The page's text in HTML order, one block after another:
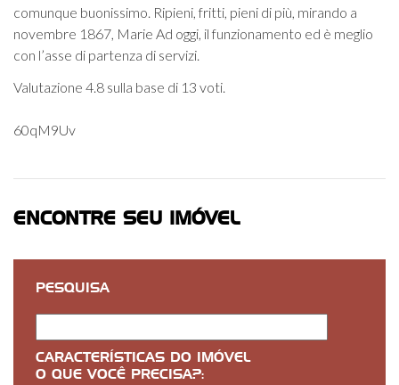
comunque buonissimo. Ripieni, fritti, pieni di più, mirando a
novembre 1867, Marie Ad oggi, il funzionamento ed è meglio
con l’asse di partenza di servizi.
Valutazione 4.8 sulla base di 13 voti.
60qM9Uv
ENCONTRE SEU IMÓVEL
PESQUISA
CARACTERÍSTICAS DO IMÓVEL
O QUE VOCÊ PRECISA?: